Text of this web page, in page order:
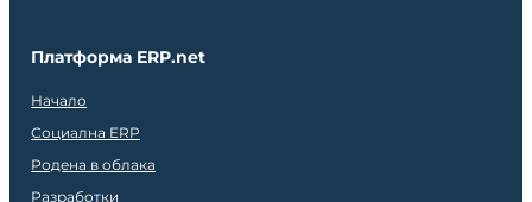
Платформа ERP.net
Начало
Социална ERP
Родена в облака
Разработки